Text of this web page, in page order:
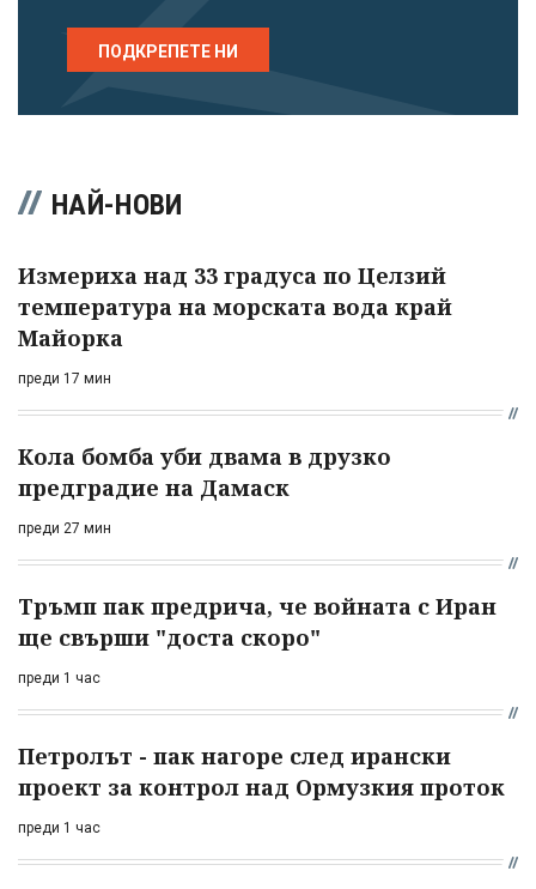
ПОДКРЕПЕТЕ НИ
НАЙ-НОВИ
Измериха над 33 градуса по Целзий
температура на морската вода край
Майорка
преди 17 мин
Кола бомба уби двама в друзко
предградие на Дамаск
преди 27 мин
Тръмп пак предрича, че войната с Иран
ще свърши "доста скоро"
преди 1 час
Петролът - пак нагоре след ирански
проект за контрол над Ормузкия проток
преди 1 час